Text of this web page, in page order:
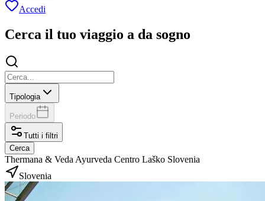
Accedi
Cerca il tuo viaggio a da sogno
Tipologia
Periodo
Tutti i filtri
Cerca
Thermana & Veda Ayurveda Centro Laško Slovenia
Slovenia